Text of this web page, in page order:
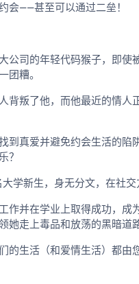
会——甚至可以通过二垒！
公司的年轻代码猴子，即使
团糟。
背叛了他，而他最近的情人
到真爱并避免约会生活的陷
？
学新生，身无分文，在社交
作并在学业上取得成功，成
她走上毒品和放荡的黑暗道路
的生活（和爱情生活）都由